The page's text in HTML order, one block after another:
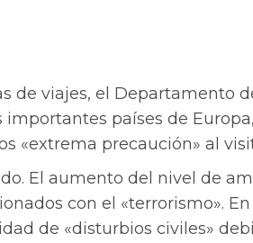
de viajes, el Departamento
países de
«extrema precaución» al
El aumento del nivel de
con el «terrorismo».
de «disturbios civiles»